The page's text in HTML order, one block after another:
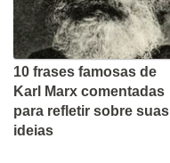
10 frases famosas de
Karl Marx comentadas
para refletir sobre suas
ideias